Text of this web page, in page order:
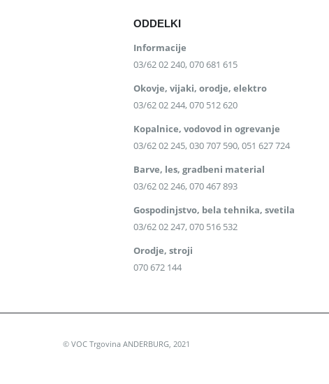
ODDELKI
Informacije
03/62 02 240, 070 681 615
Okovje, vijaki, orodje, elektro
03/62 02 244, 070 512 620
Kopalnice, vodovod in ogrevanje
03/62 02 245, 030 707 590, 051 627 724
Barve, les, gradbeni material
03/62 02 246, 070 467 893
Gospodinjstvo, bela tehnika, svetila
03/62 02 247, 070 516 532
Orodje, stroji
070 672 144
© VOC Trgovina ANDERBURG, 2021